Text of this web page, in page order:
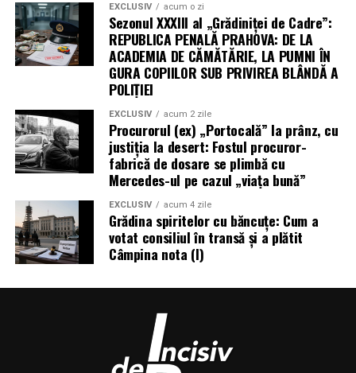
EXCLUSIV acum o zi
Sezonul XXXIII al „Grădiniței de Cadre”:
REPUBLICA PENALĂ PRAHOVA: DE LA
ACADEMIA DE CĂMĂTĂRIE, LA PUMNI ÎN
GURA COPIILOR SUB PRIVIREA BLÂNDĂ A
POLIȚIEI
EXCLUSIV acum 2 zile
Procurorul (ex) „Portocală” la prânz, cu
justiția la desert: Fostul procuror-
fabrică de dosare se plimbă cu
Mercedes-ul pe cazul „viața bună”
EXCLUSIV acum 4 zile
Grădina spiritelor cu băncuțe: Cum a
votat consiliul în transă și a plătit
Câmpina nota (I)